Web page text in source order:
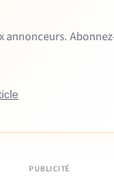
annonceurs.